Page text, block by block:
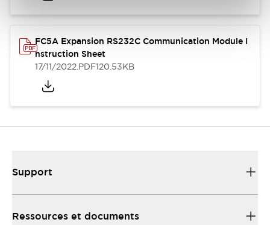
FC5A Expansion RS232C Communication Module I
nstruction Sheet
17/11/2022.PDF120.53KB
Support
Ressources et documents